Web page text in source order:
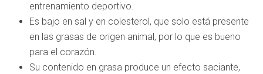
entrenamiento deportivo.
Es bajo en sal y en colesterol, que solo está presente
en las grasas de origen animal, por lo que es bueno
para el corazón.
Su contenido en grasa produce un efecto saciante,